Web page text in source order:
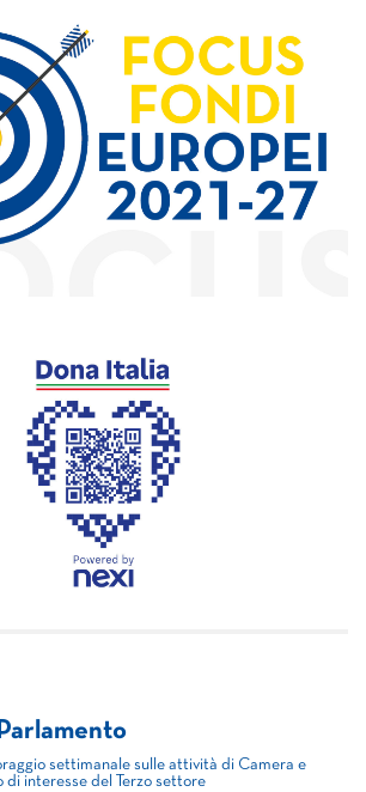
Parlamento
settimanale sulle attività di Camera e
di interesse del Terzo settore